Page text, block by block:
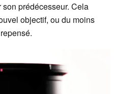
son prédécesseur. Cela
objectif, ou du moins